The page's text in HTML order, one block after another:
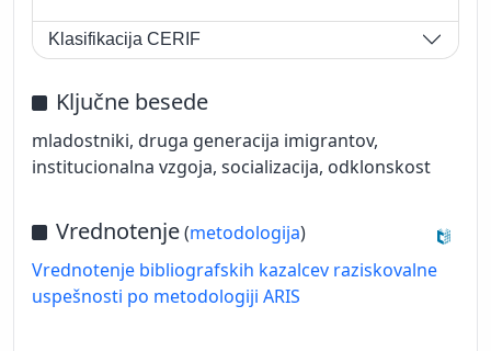
Klasifikacija CERIF
Ključne besede
mladostniki, druga generacija imigrantov,
institucionalna vzgoja, socializacija, odklonskost
Vrednotenje(metodologija)
Vrednotenje bibliografskih kazalcev raziskovalne
uspešnosti po metodologiji ARIS